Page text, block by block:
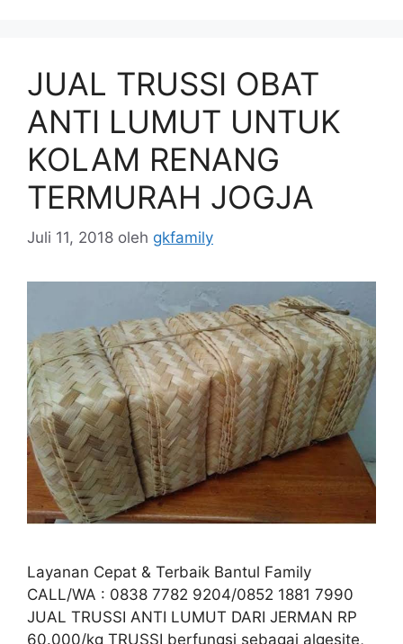
JUAL TRUSSI OBAT
ANTI LUMUT UNTUK
KOLAM RENANG
TERMURAH JOGJA
Juli 11, 2018 oleh gkfamily
Layanan Cepat & Terbaik Bantul Family
CALL/WA : 0838 7782 9204/0852 1881 7990
JUAL TRUSSI ANTI LUMUT DARI JERMAN RP
60.000/kg TRUSSI berfungsi sebagai algesite,